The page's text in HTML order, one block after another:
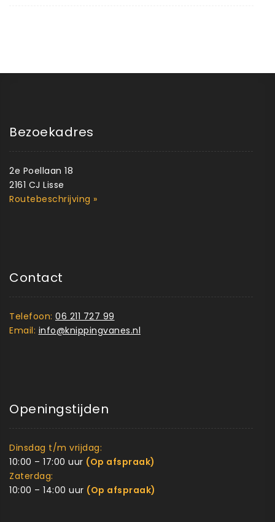
Bezoekadres
2e Poellaan 18
2161 CJ Lisse
Routebeschrijving »
Contact
Telefoon: 06 211 727 99
Email: info@knippingvanes.nl
Openingstijden
Dinsdag t/m vrijdag:
10:00 – 17:00 uur (Op afspraak)
Zaterdag:
10:00 – 14:00 uur (Op afspraak)